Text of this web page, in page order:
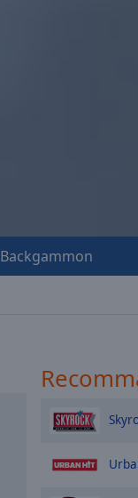
Backgammon